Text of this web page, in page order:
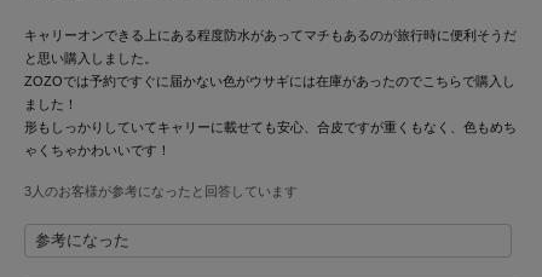
Onitsuka Tiger
オニツカ タイガー
ORGUE
オルグ
オル
キャリーオンできる上にある程度防水があってマチもあるのが旅行時に便利そうだ
と思い購入しました。
ZOZOでは予約ですぐに届かない色がウサギには在庫があったのでこちらで購入し
ました！
形もしっかりしていてキャリーに載せても安心、合皮ですが重くもなく、色もめち
ゃくちゃかわいいです！
3人のお客様が参考になったと回答しています
参考になった